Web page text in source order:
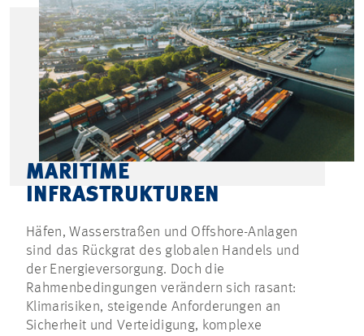
MARITIME
INFRASTRUKTUREN
Häfen, Wasserstraßen und Offshore-Anlagen
sind das Rückgrat des globalen Handels und
der Energieversorgung. Doch die
Rahmenbedingungen verändern sich rasant:
Klimarisiken, steigende Anforderungen an
Sicherheit und Verteidigung, komplexe